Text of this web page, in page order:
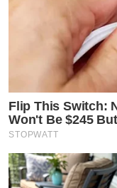
Flip This Switch:
Won't Be $245
STOPWATT